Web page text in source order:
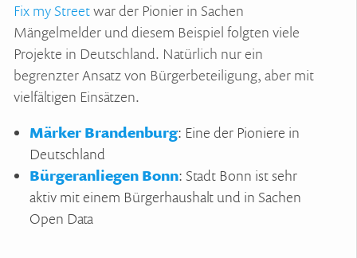
Fix my Streetwar der Pionier in Sachen
Mängelmelder und diesem Beispiel folgten viele
Projekte in Deutschland. Natürlich nur ein
begrenzter Ansatz von Bürgerbeteiligung, aber mit
vielfältigen Einsätzen.
Märker Brandenburg: Eine der Pioniere in
Deutschland
Bürgeranliegen Bonn: Stadt Bonn ist sehr
aktiv mit einem Bürgerhaushalt und in Sachen
Open Data